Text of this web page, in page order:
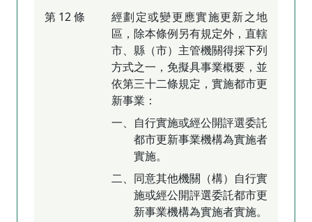
第 12 條
經劃定或變更應實施更新之地
區，除本條例另有規定外，直轄
市、縣（市）主管機關得採下列
方式之一，免擬具事業概要，並
依第三十二條規定，實施都市更
新事業：
一、自行實施或經公開評選委託
都市更新事業機構為實施者
實施。
二、同意其他機關（構）自行實
施或經公開評選委託都市更
新事業機構為實施者實施。